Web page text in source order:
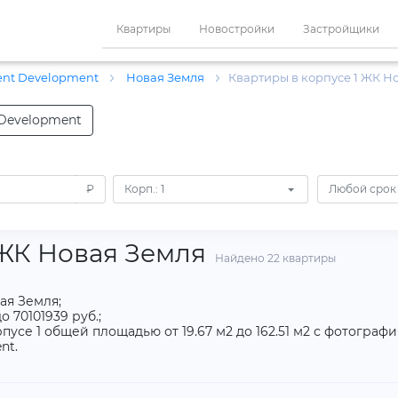
Квартиры Новостройки Застройщики
Development Новая Земля Квартиры в корпусе 1 ЖК
₽ Корп.: 1 Любой срок
Новая Земля Найдено 22 квартиры
Земля;
70101939 руб.;
1 общей площадью от 19.67 м2 до 162.51 м2 с